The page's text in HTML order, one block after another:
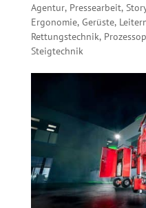
Agentur, Pressearbeit,
Ergonomie, Gerüste,
Rettungstechnik,
Steigtechnik